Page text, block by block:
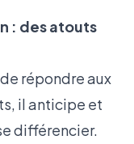
: des atouts
répondre aux
il anticipe et
différencier.